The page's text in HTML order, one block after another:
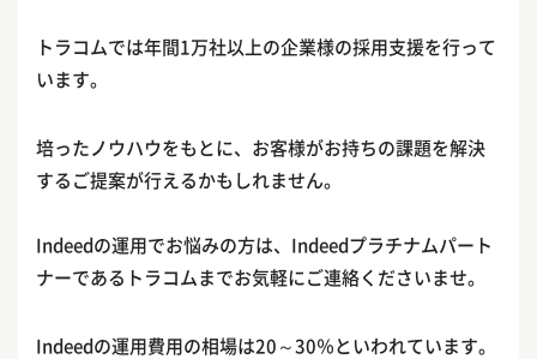
トラコムでは年間1万社以上の企業様の採用支援を行って
います。
培ったノウハウをもとに、お客様がお持ちの課題を解決
するご提案が行えるかもしれません。
Indeedの運用でお悩みの方は、Indeedプラチナムパート
ナーであるトラコムまでお気軽にご連絡くださいませ。
Indeedの運用費用の相場は20～30％といわれています。